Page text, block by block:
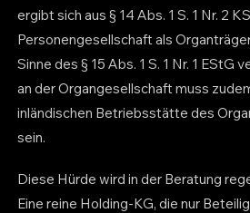
ergibt sich aus § 14 Abs. 1 S. 1 Nr. 2
Personengesellschaft als
Sinne des § 15 Abs. 1 S. 1 Nr. 1 EStG
an der Organgesellschaft muss
inländischen Betriebsstätte des
sein.
Diese Hürde wird in der Beratung
Eine reine Holding-KG, die nur